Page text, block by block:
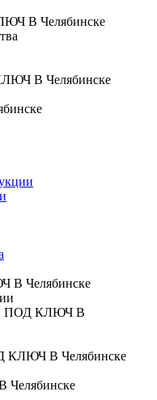
В Челябинске
В Челябинске
Челябинске
ПОД КЛЮЧ В
КЛЮЧ В Челябинске